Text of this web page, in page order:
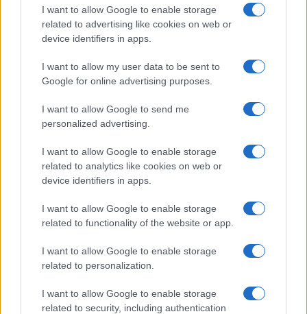
I want to allow Google to enable storage
related to advertising like cookies on web or
device identifiers in apps.
I want to allow my user data to be sent to
Google for online advertising purposes.
I want to allow Google to send me
personalized advertising.
I want to allow Google to enable storage
related to analytics like cookies on web or
device identifiers in apps.
I want to allow Google to enable storage
related to functionality of the website or app.
I want to allow Google to enable storage
related to personalization.
I want to allow Google to enable storage
related to security, including authentication
perché tra inchieste giornalistiche sempre più
simili a dossieraggi con tanto di agente
provocatore e indagini giudiziarie in tempo reale,
caso più unico che raro in Italia, quel
leit-motiv
agita ancora sotto la brace, utile per essere
rivitalizzato alla prima occorrenza utile.
D’altronde, si sa, un altro piatto forte della sinistra
è quello del dipingere la destra come ‘la peggiore
destra di sempre’, divertendosi a fare le pulci a
letture, riferimenti culturali e storici, modelli
economici, biografie individuali, parentele, e
destra’, ovvero di destra addomesticata,
inservibile e al guinzaglio corto della sinistra
stessa.